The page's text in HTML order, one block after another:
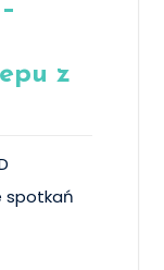
z
spotkań